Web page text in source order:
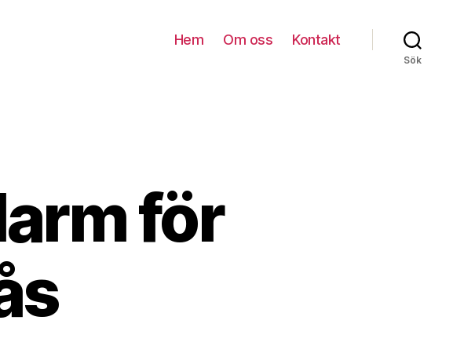
Hem Om oss Kontakt
Sök
för